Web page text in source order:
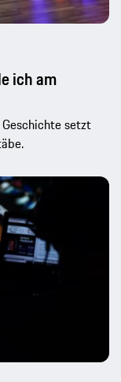
ich am
setzt